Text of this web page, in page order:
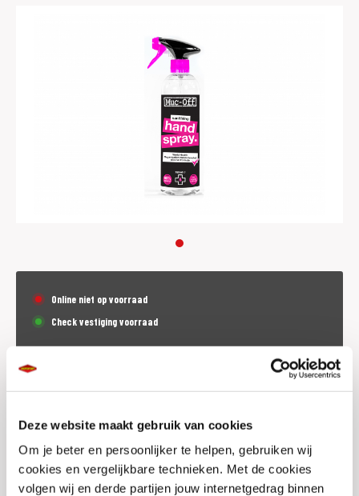
Deze website maakt gebruik van cookies
Om je beter en persoonlijker te helpen, gebruiken wij
cookies en vergelijkbare technieken. Met de cookies
volgen wij en derde partijen jouw internetgedrag binnen
Online niet op voorraad
Check vestiging voorraad
€
Dit product is (tijdeljk) niet online te bestellen.
Voorraad vestigingen